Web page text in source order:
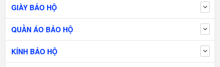
GIÀY BẢO HỘ
QUẦN ÁO BẢO HỘ
KÍNH BẢO HỘ